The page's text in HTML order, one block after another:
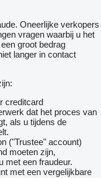
Oneerlijke verkopers
vragen waarbij u het
groot bedrag
langer in contact
creditcard
dat het proces van
als u tijdens de
("Trustee" account)
moeten zijn,
met een fraudeur.
met een vergelijkbare